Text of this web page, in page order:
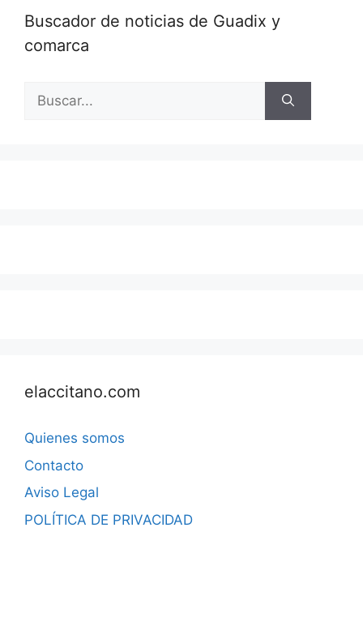
Buscador de noticias de Guadix y
comarca
Buscar:
elaccitano.com
Quienes somos
Contacto
Aviso Legal
POLÍTICA DE PRIVACIDAD